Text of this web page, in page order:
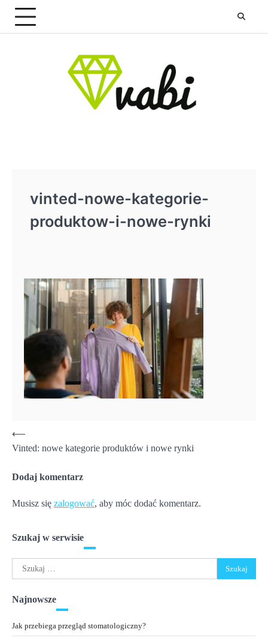
Skip
content
vinted-nowe-kategorie-
produktow-i-nowe-rynki
Nawigacja
wpisu
⟵
Vinted: nowe kategorie produktów i nowe rynki
Dodaj komentarz
Musisz się zalogować, aby móc dodać komentarz.
Szukaj w serwisie
Szukaj:
Najnowsze
Jak przebiega przegląd stomatologiczny?